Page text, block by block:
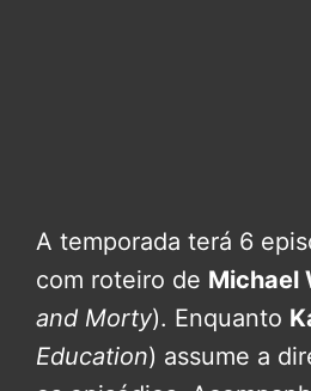
A temporada terá 6
com roteiro de Michael
and Morty). Enquanto
Education) assume a